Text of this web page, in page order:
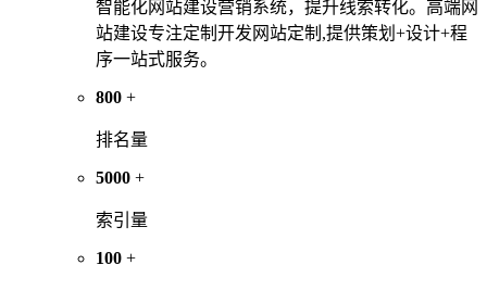
智能化网站建设营销系统，提升线索转化。高端网
站建设专注定制开发网站定制,提供策划+设计+程
序一站式服务。
800 +
排名量
5000 +
索引量
100 +